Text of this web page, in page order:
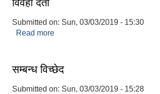
विवहा दर्ता
Submitted on: Sun, 03/03/2019 - 15:30
Read more
सम्बन्ध विच्छेद
Submitted on: Sun, 03/03/2019 - 15:28